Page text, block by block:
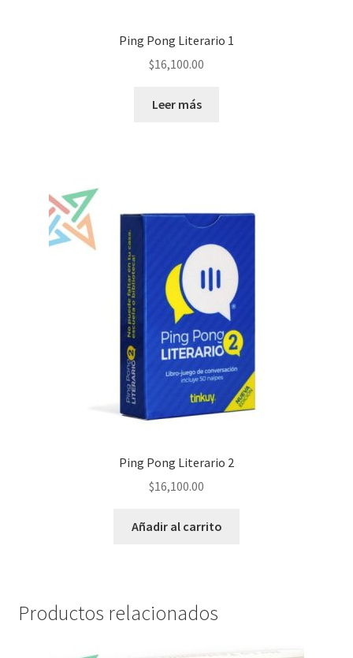
Ping Pong Literario 1
$16,100.00
Leer más
Ping Pong Literario 2
$16,100.00
Añadir al carrito
Productos relacionados